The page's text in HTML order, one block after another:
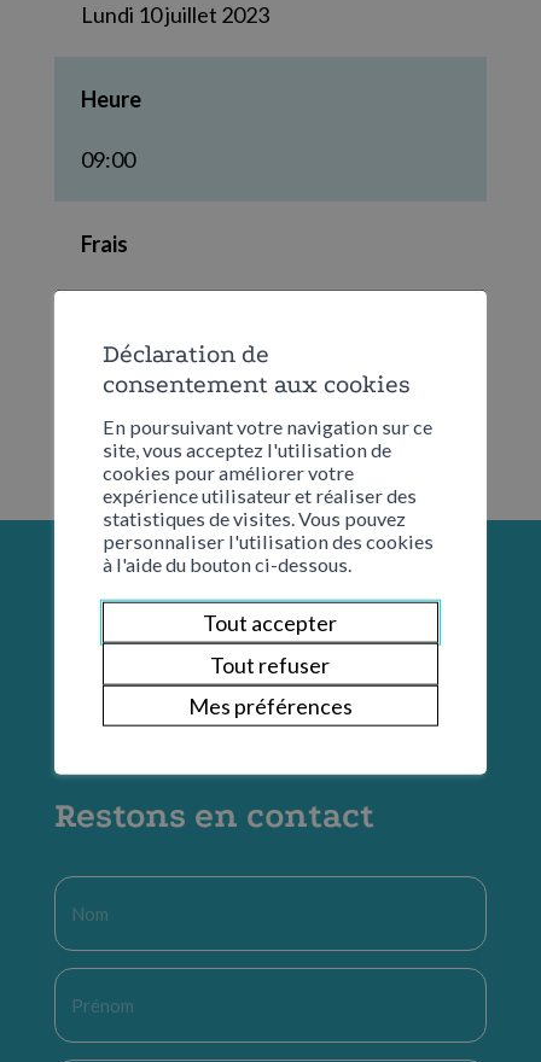
Lundi 10 juillet 2023
Heure
09:00
Frais
Restons en contact
Nom
Prénom
Déclaration de
consentement aux cookies
En poursuivant votre navigation sur ce
site, vous acceptez l'utilisation de
cookies pour améliorer votre
expérience utilisateur et réaliser des
statistiques de visites. Vous pouvez
personnaliser l'utilisation des cookies
à l'aide du bouton ci-dessous.
Tout accepter
Tout refuser
Mes préférences